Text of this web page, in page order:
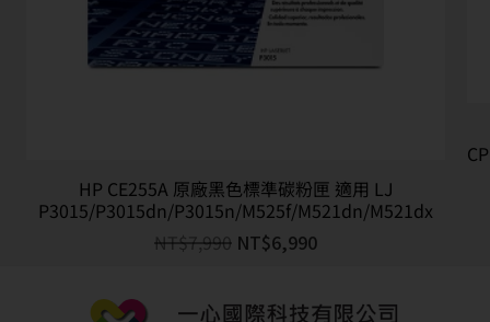
HP CE255A 原廠黑色標準碳粉匣 適用 LJ
P3015/P3015dn/P3015n/M525f/M521dn/M521dx
NT$ 7,990 NT$6,990